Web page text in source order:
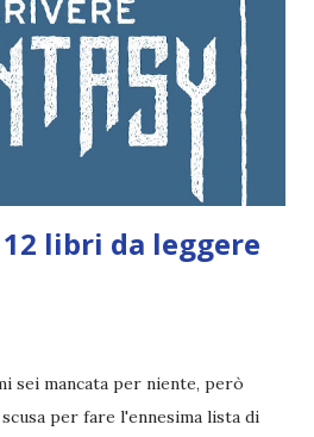
libri da leggere
sei mancata per niente, però
per fare l'ennesima lista di